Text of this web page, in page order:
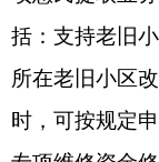
的办理时效、提取
答：购买克州
2026 年1 月1日起取
内，可提取住房公